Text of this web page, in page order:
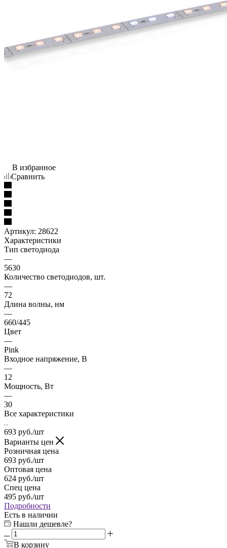
В избранное
Сравнить
Артикул: 28622
Характеристики
Тип светодиода
—
5630
Количество светодиодов, шт.
—
72
Длина волны, нм
—
660/445
Цвет
—
Pink
Входное напряжение, В
—
12
Мощность, Вт
—
30
Все характеристики
693 руб./шт
Варианты цен
Розничная цена
693 руб./шт
Оптовая цена
624 руб./шт
Спец цена
495 руб./шт
Подробности
Есть в наличии
Нашли дешевле?
В корзину